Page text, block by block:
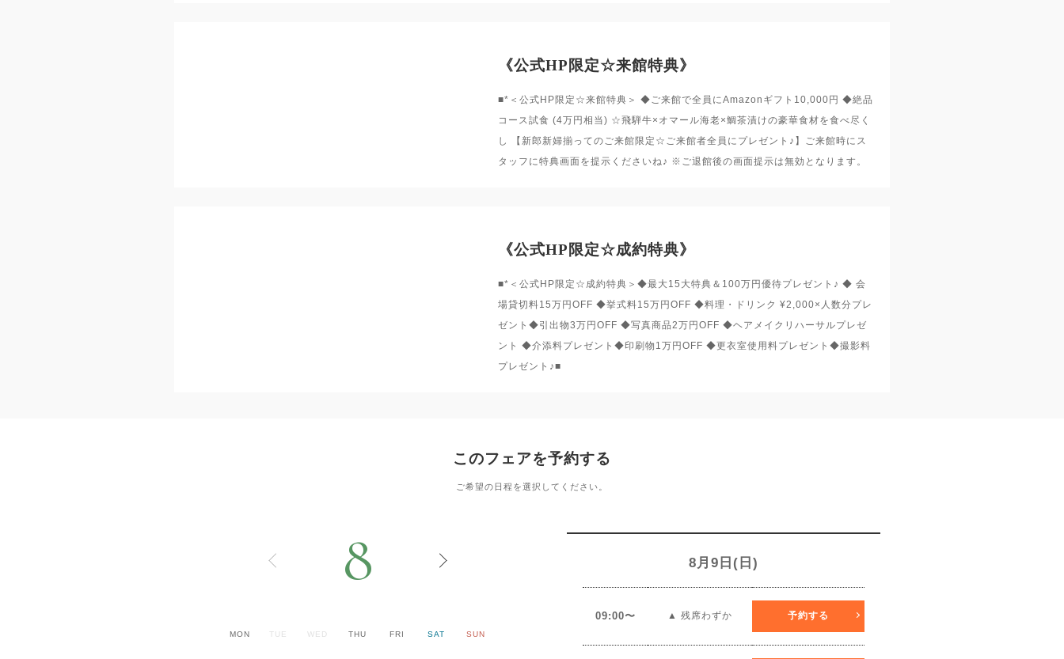
《公式HP限定☆来館特典》
■*＜公式HP限定☆来館特典＞ ◆ご来館で全員にAmazonギフト10,000円 ◆絶品
コース試食 (4万円相当) ☆飛騨牛×オマール海老×鯛茶漬けの豪華食材を食べ尽く
し 【新郎新婦揃ってのご来館限定☆ご来館者全員にプレゼント♪】ご来館時にス
タッフに特典画面を提示くださいね♪ ※ご退館後の画面提示は無効となります。
《公式HP限定☆成約特典》
■*＜公式HP限定☆成約特典＞◆最大15大特典＆100万円優待プレゼント♪ ◆ 会
場貸切料15万円OFF ◆挙式料15万円OFF ◆料理・ドリンク ¥2,000×人数分プレ
ゼント◆引出物3万円OFF ◆写真商品2万円OFF ◆ヘアメイクリハーサルプレゼ
ント ◆介添料プレゼント◆印刷物1万円OFF ◆更衣室使用料プレゼント◆撮影料
プレゼント♪■
このフェアを予約する
ご希望の日程を選択してください。
8
MON TUE WED THU FRI SAT SUN
9
FRI SAT SUN
8月9日(日)
09:00〜 ▲ 残席わずか 予約する